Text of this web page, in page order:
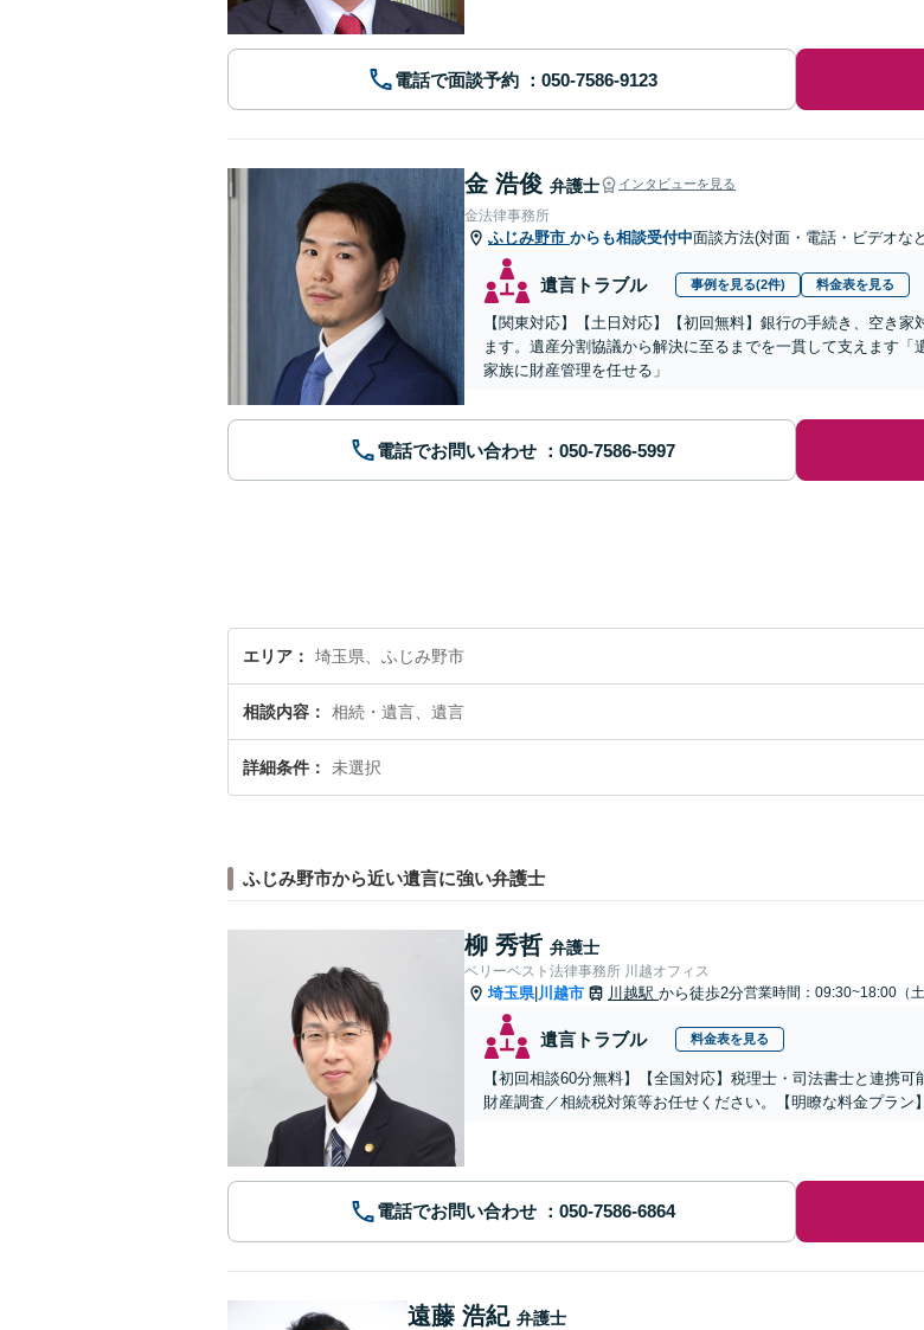
電話で面談予約
金 浩俊 弁護士 インタビューを見る
金法律事務所
ふじみ野市 からも相談受付中面談方法(対面・電話・ビデオな
遺言トラブル 事例を見る(2件) 料金表を見る
【関東対応】【土日対応】【初回無料】銀行の手続き、空き
ます。遺産分割協議から解決に至るまでを一貫して支えます
家族に財産管理を任せる」
電話でお問い合わせ
エリア 埼玉県、ふじみ野市
相談内容 相続・遺言、遺言
詳細条件 未選択
ふじみ野市から近い遺言に強い弁護士
柳 秀哲 弁護士
ベリーベスト法律事務所 川越オフィス
埼玉県| 川越市 川越駅 から徒歩2分営業時間：09:30~18:00（土
遺言トラブル 料金表を見る
【初回相談60分無料】【全国対応】税理士・司法書士と連携
財産調査／相続税対策等お任せください。【明瞭な料金プラン
電話でお問い合わせ
遠藤 浩紀 弁護士